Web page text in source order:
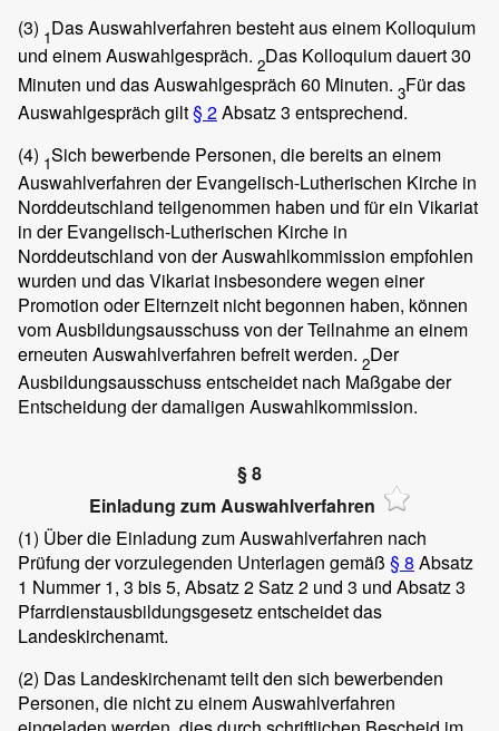
(3) 1Das Auswahlverfahren besteht aus einem Kolloquium
und einem Auswahlgespräch. 2Das Kolloquium dauert 30
Minuten und das Auswahlgespräch 60 Minuten. 3Für das
Auswahlgespräch gilt§ 2Absatz 3 entsprechend.
(4) 1Sich bewerbende Personen, die bereits an einem
Auswahlverfahren der Evangelisch-Lutherischen Kirche in
Norddeutschland teilgenommen haben und für ein Vikariat
in der Evangelisch-Lutherischen Kirche in
Norddeutschland von der Auswahlkommission empfohlen
wurden und das Vikariat insbesondere wegen einer
Promotion oder Elternzeit nicht begonnen haben, können
vom Ausbildungsausschuss von der Teilnahme an einem
erneuten Auswahlverfahren befreit werden. 2Der
Ausbildungsausschuss entscheidet nach Maßgabe der
Entscheidung der damaligen Auswahlkommission.
§ 8
Einladung zum Auswahlverfahren
(1) Über die Einladung zum Auswahlverfahren nach
Prüfung der vorzulegenden Unterlagen gemäß § 8 Absatz
1 Nummer 1, 3 bis 5, Absatz 2 Satz 2 und 3 und Absatz 3
Pfarrdienstausbildungsgesetz entscheidet das
Landeskirchenamt.
(2) Das Landeskirchenamt teilt den sich bewerbenden
Personen, die nicht zu einem Auswahlverfahren